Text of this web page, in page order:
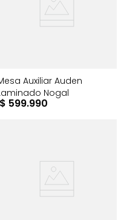
Auxiliar Auden
Nogal
$ 599.990